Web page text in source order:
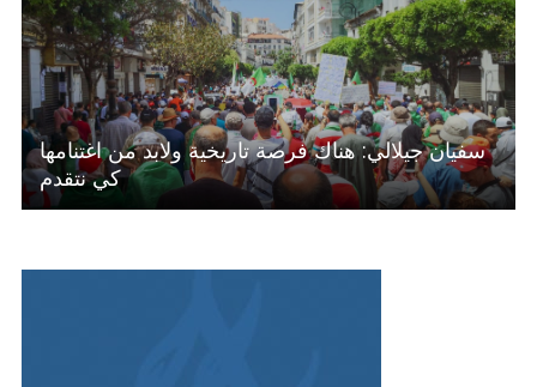
سفيان جيلالي: هناك فرصة تاريخية ولابد من اغتنامها
كي نتقدم